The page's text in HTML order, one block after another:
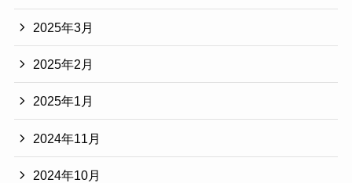
2025年3月
2025年2月
2025年1月
2024年11月
2024年10月